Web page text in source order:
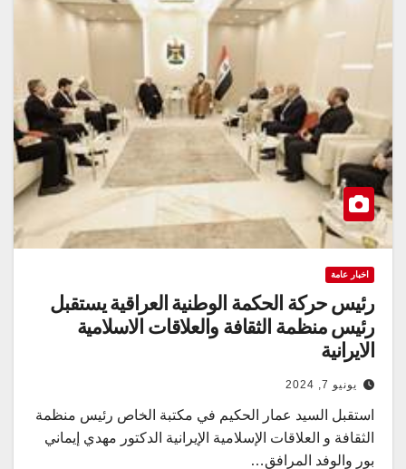
اخبار عامة
رئيس حركة الحكمة الوطنية العراقية يستقبل
رئيس منظمة الثقافة والعلاقات الاسلامية
الايرانية
يونيو 7, 2024
استقبل السيد عمار الحكيم في مكتبة الخاص رئيس منظمة
الثقافة و العلاقات الإسلامية الإيرانية الدكتور مهدي إيماني
بور والوفد المرافق…